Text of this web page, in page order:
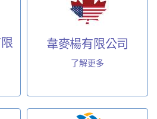
韋麥楊有限公司
了解更多